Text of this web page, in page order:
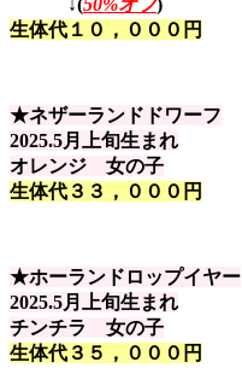
↓(50%オフ)
生体代１０，０００円
★ネザーランドドワーフ
2025.5月上旬生まれ
オレンジ 女の子
生体代３３，０００円
★ホーランドロップイヤー
2025.5月上旬生まれ
チンチラ 女の子
生体代３５，０００円